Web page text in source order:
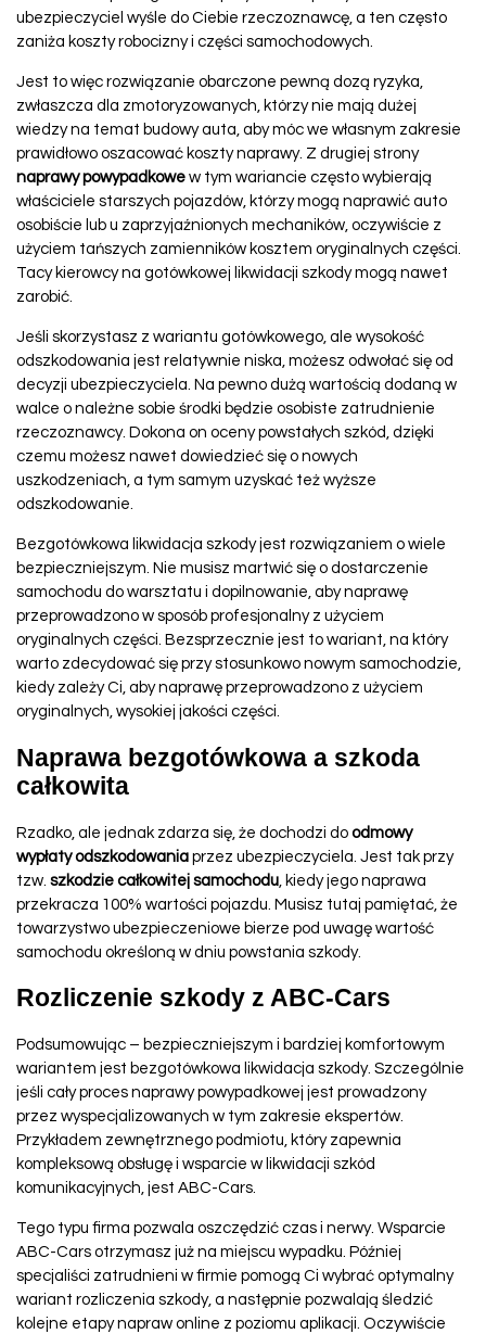
ubezpieczyciel wyśle do Ciebie rzeczoznawcę, a ten często
zaniża koszty robocizny i części samochodowych.
Jest to więc rozwiązanie obarczone pewną dozą ryzyka,
zwłaszcza dla zmotoryzowanych, którzy nie mają dużej
wiedzy na temat budowy auta, aby móc we własnym zakresie
prawidłowo oszacować koszty naprawy. Z drugiej strony
naprawy powypadkowe w tym wariancie często wybierają
właściciele starszych pojazdów, którzy mogą naprawić auto
osobiście lub u zaprzyjaźnionych mechaników, oczywiście z
użyciem tańszych zamienników kosztem oryginalnych części.
Tacy kierowcy na gotówkowej likwidacji szkody mogą nawet
zarobić.
Jeśli skorzystasz z wariantu gotówkowego, ale wysokość
odszkodowania jest relatywnie niska, możesz odwołać się od
decyzji ubezpieczyciela. Na pewno dużą wartością dodaną w
walce o należne sobie środki będzie osobiste zatrudnienie
rzeczoznawcy. Dokona on oceny powstałych szkód, dzięki
czemu możesz nawet dowiedzieć się o nowych
uszkodzeniach, a tym samym uzyskać też wyższe
odszkodowanie.
Bezgotówkowa likwidacja szkody jest rozwiązaniem o wiele
bezpieczniejszym. Nie musisz martwić się o dostarczenie
samochodu do warsztatu i dopilnowanie, aby naprawę
przeprowadzono w sposób profesjonalny z użyciem
oryginalnych części. Bezsprzecznie jest to wariant, na który
warto zdecydować się przy stosunkowo nowym samochodzie,
kiedy zależy Ci, aby naprawę przeprowadzono z użyciem
oryginalnych, wysokiej jakości części.
Naprawa bezgotówkowa a szkoda
całkowita
Rzadko, ale jednak zdarza się, że dochodzi do odmowy
wypłaty odszkodowania przez ubezpieczyciela. Jest tak przy
tzw. szkodzie całkowitej samochodu , kiedy jego naprawa
przekracza 100% wartości pojazdu. Musisz tutaj pamiętać, że
towarzystwo ubezpieczeniowe bierze pod uwagę wartość
samochodu określoną w dniu powstania szkody.
Rozliczenie szkody z ABC-Cars
Podsumowując – bezpieczniejszym i bardziej komfortowym
wariantem jest bezgotówkowa likwidacja szkody. Szczególnie
jeśli cały proces naprawy powypadkowej jest prowadzony
przez wyspecjalizowanych w tym zakresie ekspertów.
Przykładem zewnętrznego podmiotu, który zapewnia
kompleksową obsługę i wsparcie w likwidacji szkód
komunikacyjnych, jest ABC-Cars.
Tego typu firma pozwala oszczędzić czas i nerwy. Wsparcie
ABC-Cars otrzymasz już na miejscu wypadku. Później
specjaliści zatrudnieni w firmie pomogą Ci wybrać optymalny
wariant rozliczenia szkody, a następnie pozwalają śledzić
kolejne etapy napraw online z poziomu aplikacji. Oczywiście